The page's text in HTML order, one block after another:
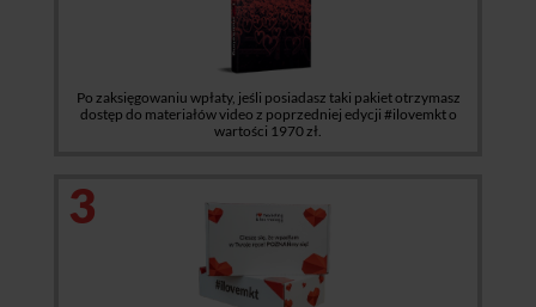
Po zaksięgowaniu wpłaty, jeśli posiadasz taki pakiet otrzymasz
dostęp do materiałów video z poprzedniej edycji #ilovemkt o
wartości 1970 zł.
3